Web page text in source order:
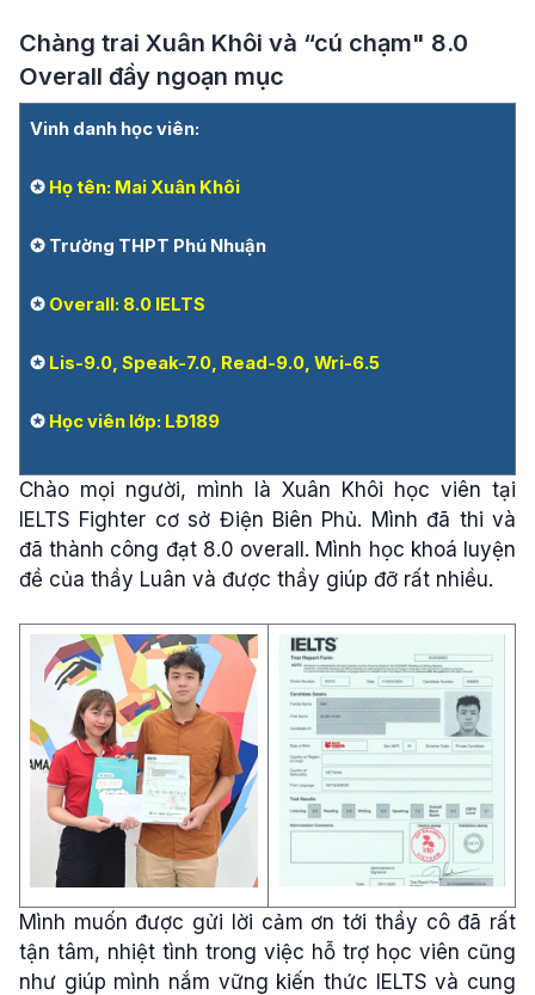
Chàng trai Xuân Khôi và “cú chạm" 8.0
Overall đầy ngoạn mục
Vinh danh học viên:
✪ Họ tên: Mai Xuân Khôi
✪ Trường THPT Phú Nhuận
✪ Overall: 8.0 IELTS
✪ Lis-9.0, Speak-7.0, Read-9.0, Wri-6.5
✪ Học viên lớp: LĐ189
Chào mọi người, mình là Xuân Khôi học viên tại
IELTS Fighter cơ sở Điện Biên Phủ. Mình đã thi và
đã thành công đạt 8.0 overall. Mình học khoá luyện
đề của thầy Luân và được thầy giúp đỡ rất nhiều.
Mình muốn được gửi lời cảm ơn tới thầy cô đã rất
tận tâm, nhiệt tình trong việc hỗ trợ học viên cũng
như giúp mình nắm vững kiến thức IELTS và cung